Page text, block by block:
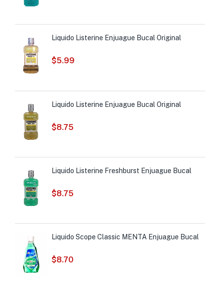
Liquido Listerine Enjuague Bucal Original
$5.99
Liquido Listerine Enjuague Bucal Original
$8.75
Liquido Listerine Freshburst Enjuague Bucal
$8.75
Liquido Scope Classic MENTA Enjuague Bucal
$8.70